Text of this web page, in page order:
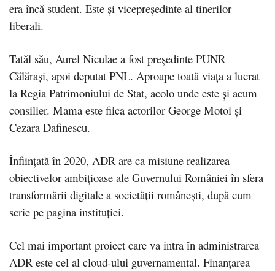
era încă student. Este și vicepreședinte al tinerilor
liberali.
Tatăl său, Aurel Niculae a fost președinte PUNR
Călărași, apoi deputat PNL. Aproape toată viața a lucrat
la Regia Patrimoniului de Stat, acolo unde este și acum
consilier. Mama este fiica actorilor George Motoi și
Cezara Dafinescu.
Înființată în 2020, ADR are ca misiune realizarea
obiectivelor ambițioase ale Guvernului României în sfera
transformării digitale a societății românești, după cum
scrie pe pagina instituției.
Cel mai important proiect care va intra în administrarea
ADR este cel al cloud-ului guvernamental. Finanțarea